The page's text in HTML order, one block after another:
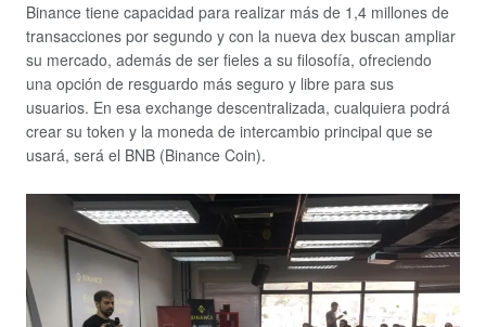
Binance tiene capacidad para realizar más de 1,4 millones de
transacciones por segundo y con la nueva dex buscan ampliar
su mercado, además de ser fieles a su filosofía, ofreciendo
una opción de resguardo más seguro y libre para sus
usuarios. En esa exchange descentralizada, cualquiera podrá
crear su token y la moneda de intercambio principal que se
usará, será el BNB (Binance Coin).